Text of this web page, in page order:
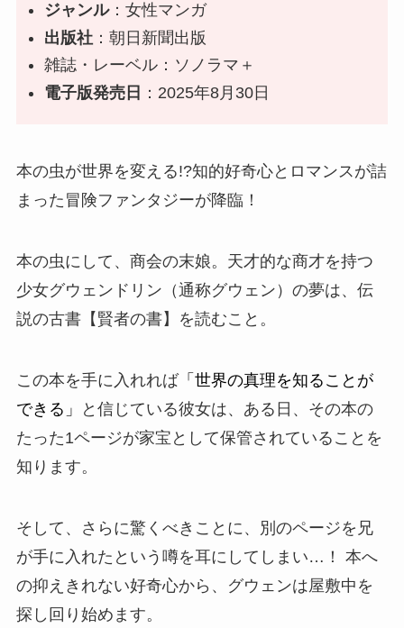
ジャンル：女性マンガ
出版社 ：朝日新聞出版
雑誌・レーベル：ソノラマ＋
電子版発売日 ：2025年8月30日
本の虫が世界を変える!?知的好奇心とロマンスが詰
まった冒険ファンタジーが降臨！
本の虫にして、商会の末娘。天才的な商才を持つ
少女グウェンドリン（通称グウェン）の夢は、伝
説の古書【賢者の書】を読むこと。
この本を手に入れれば「世界の真理を知ることが
できる」
と信じている彼女は、ある日、その本の
たった1ページが家宝として保管されていることを
知ります。
そして、さらに驚くべきことに、別のページを兄
が手に入れたという噂を耳にしてしまい…！ 本へ
の抑えきれない好奇心から、グウェンは屋敷中を
探し回り始めます。